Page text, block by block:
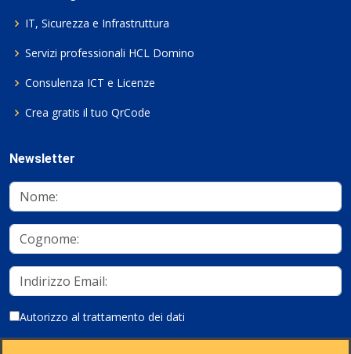
IT, Sicurezza e Infrastruttura
Servizi professionali HCL Domino
Consulenza ICT e Licenze
Crea gratis il tuo QrCode
Newsletter
Autorizzo al trattamento dei dati